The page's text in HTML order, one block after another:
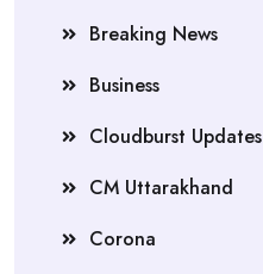
Breaking News
Business
Cloudburst Updates
CM Uttarakhand
Corona